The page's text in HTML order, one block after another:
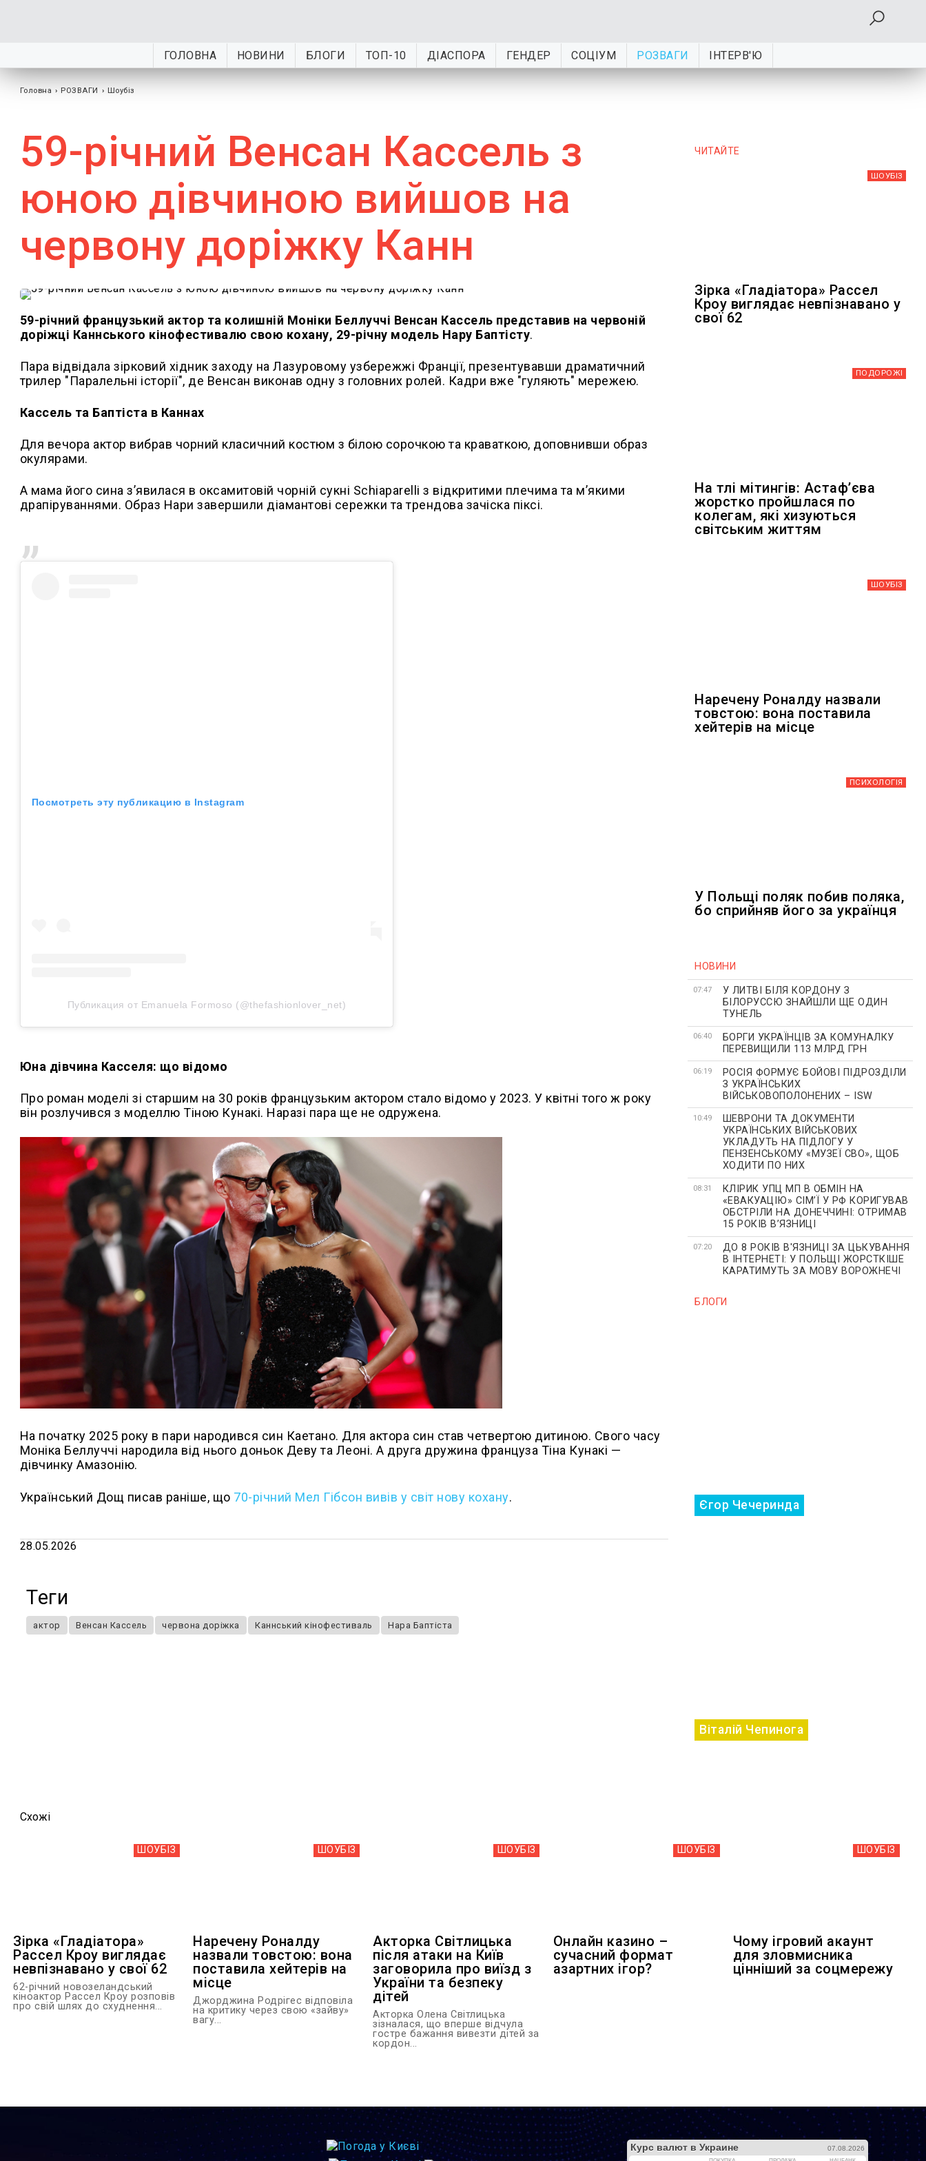
ГОЛОВНА НОВИНИ БЛОГИ ТОП-10 ДІАСПОРА ГЕНДЕР СОЦІУМ РОЗВАГИ ІНТЕРВ'Ю
Головна › РОЗВАГИ › Шоубiз
59-річний Венсан Кассель з
юною дівчиною вийшов на
червону доріжку Канн
59-річний французький актор та колишній Моніки Беллуччі Венсан Кассель представив на червоній
доріжці Каннського кінофестивалю свою кохану, 29-річну модель Нару Баптісту.
Пара відвідала зірковий хідник заходу на Лазуровому узбережжі Франції, презентувавши драматичний
трилер "Паралельні історії", де Венсан виконав одну з головних ролей. Кадри вже "гуляють" мережею.
Кассель та Баптіста в Каннах
Для вечора актор вибрав чорний класичний костюм з білою сорочкою та краваткою, доповнивши образ
окулярами.
А мама його сина з’явилася в оксамитовій чорній сукні Schiaparelli з відкритими плечима та м’якими
драпіруваннями. Образ Нари завершили діамантові сережки та трендова зачіска піксі.
Посмотреть эту публикацию в Instagram
Публикация от Emanuela Formoso (@thefashionlover_net)
Юна дівчина Касселя: що відомо
Про роман моделі зі старшим на 30 років французьким актором стало відомо у 2023. У квітні того ж року
він розлучився з моделлю Тіною Кунакі. Наразі пара ще не одружена.
На початку 2025 року в пари народився син Каетано. Для актора син став четвертою дитиною. Свого часу
Моніка Беллуччі народила від нього доньок Деву та Леоні. А друга дружина француза Тіна Кунакі —
дівчинку Амазонію.
Український Дощ писав раніше, що 70-річний Мел Гібсон вивів у світ нову кохану.
28.05.2026
Теги
актор Венсан Кассель червона доріжка Каннський кінофестиваль Нара Баптіста
ЧИТАЙТЕ
ШОУБIЗ
Зірка «Гладіатора» Рассел
Кроу виглядає невпізнавано у
свої 62
ПОДОРОЖІ
На тлі мітингів: Астафʼєва
жорстко пройшлася по
колегам, які хизуються
світським життям
ШОУБIЗ
Наречену Роналду назвали
товстою: вона поставила
хейтерів на місце
ПСИХОЛОГІЯ
У Польщі поляк побив поляка,
бо сприйняв його за українця
НОВИНИ
07:47
У ЛИТВІ БІЛЯ КОРДОНУ З
БІЛОРУССЮ ЗНАЙШЛИ ЩЕ ОДИН
ТУНЕЛЬ
06:40
БОРГИ УКРАЇНЦІВ ЗА КОМУНАЛКУ
ПЕРЕВИЩИЛИ 113 МЛРД ГРН
06:19
РОСІЯ ФОРМУЄ БОЙОВІ ПІДРОЗДІЛИ
З УКРАЇНСЬКИХ
ВІЙСЬКОВОПОЛОНЕНИХ – ISW
10:49
ШЕВРОНИ ТА ДОКУМЕНТИ
УКРАЇНСЬКИХ ВІЙСЬКОВИХ
УКЛАДУТЬ НА ПІДЛОГУ У
ПЕНЗЕНСЬКОМУ «МУЗЕЇ СВО», ЩОБ
ХОДИТИ ПО НИХ
08:31
КЛІРИК УПЦ МП В ОБМІН НА
«ЕВАКУАЦІЮ» СІМʼЇ У РФ КОРИГУВАВ
ОБСТРІЛИ НА ДОНЕЧЧИНІ: ОТРИМАВ
15 РОКІВ ВʼЯЗНИЦІ
07:20
ДО 8 РОКІВ В'ЯЗНИЦІ ЗА ЦЬКУВАННЯ
В ІНТЕРНЕТІ: У ПОЛЬЩІ ЖОРСТКІШЕ
КАРАТИМУТЬ ЗА МОВУ ВОРОЖНЕЧІ
БЛОГИ
Єгор Чечеринда
Віталій Чепинога
Схожi
ШОУБIЗ
Зірка «Гладіатора»
Рассел Кроу виглядає
невпізнавано у свої 62
62-річний новозеландський
кіноактор Рассел Кроу розповів
про свій шлях до схуднення...
ШОУБIЗ
Наречену Роналду
назвали товстою: вона
поставила хейтерів на
місце
Джорджина Родрігес відповіла
на критику через свою «зайву»
вагу...
ШОУБIЗ
Акторка Світлицька
після атаки на Київ
заговорила про виїзд з
України та безпеку
дітей
Акторка Олена Світлицька
зізналася, що вперше відчула
гостре бажання вивезти дітей за
кордон...
ШОУБIЗ
Онлайн казино –
сучасний формат
азартних ігор?
ШОУБIЗ
Чому ігровий акаунт
для зловмисника
цінніший за соцмережу